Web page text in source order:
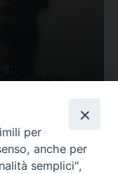
per
anche per
semplici",